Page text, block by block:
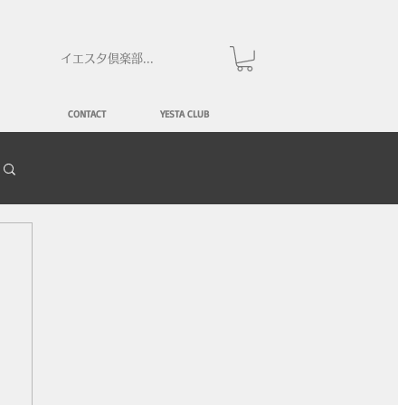
イエスタ倶楽部にログイン
CONTACT YESTA CLUB